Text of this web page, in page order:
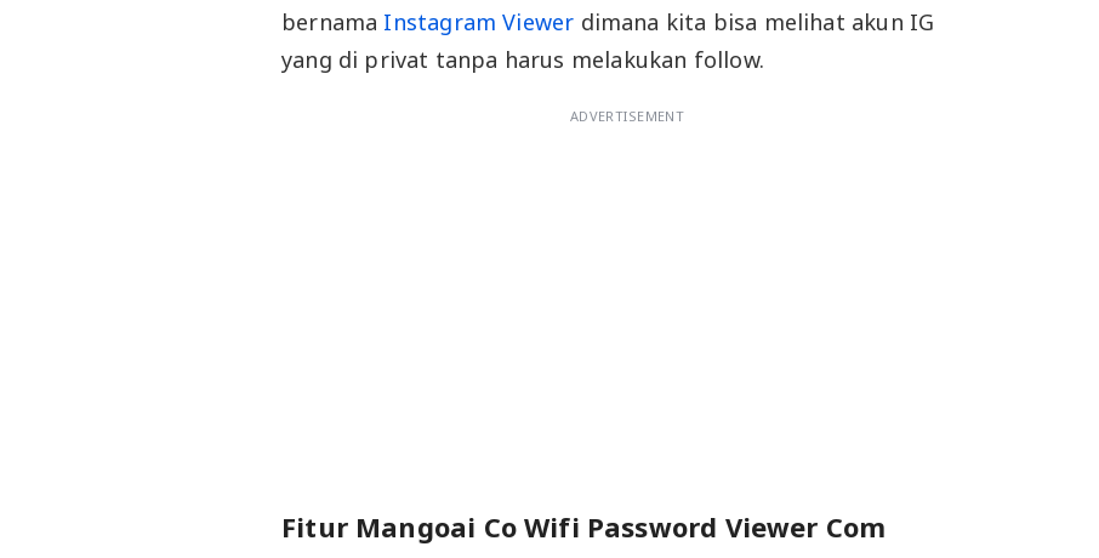
bernama Instagram Viewer dimana kita bisa melihat akun IG
yang di privat tanpa harus melakukan follow.
ADVERTISEMENT
Fitur Mangoai Co Wifi Password Viewer Com